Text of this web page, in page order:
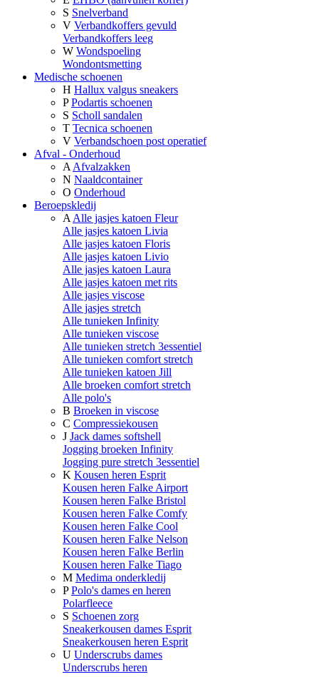
S Snelverband
V Verbandkoffers gevuld
Verbandkoffers leeg
W Wondspoeling
Wondontsmetting
Medische schoenen
H Hallux valgus sneakers
P Podartis schoenen
S Scholl sandalen
T Tecnica schoenen
V Verbandschoen post operatief
Afval - Onderhoud
A Afvalzakken
N Naaldcontainer
O Onderhoud
Beroepskledij
A Alle jasjes katoen Fleur
Alle jasjes katoen Livia
Alle jasjes katoen Floris
Alle jasjes katoen Livio
Alle jasjes katoen Laura
Alle jasjes katoen met rits
Alle jasjes viscose
Alle jasjes stretch
Alle tunieken Infinity
Alle tunieken viscose
Alle tunieken stretch 3essentiel
Alle tunieken comfort stretch
Alle tunieken katoen Jill
Alle broeken comfort stretch
Alle polo's
B Broeken in viscose
C Compressiekousen
J Jack dames softshell
Jogging broeken Infinity
Jogging pure stretch 3essentiel
K Kousen heren Esprit
Kousen heren Falke Airport
Kousen heren Falke Bristol
Kousen heren Falke Comfy
Kousen heren Falke Cool
Kousen heren Falke Nelson
Kousen heren Falke Berlin
Kousen heren Falke Tiago
M Medima onderkledij
P Polo's dames en heren
Polarfleece
S Schoenen zorg
Sneakerkousen dames Esprit
Sneakerkousen heren Esprit
U Underscrubs dames
Underscrubs heren